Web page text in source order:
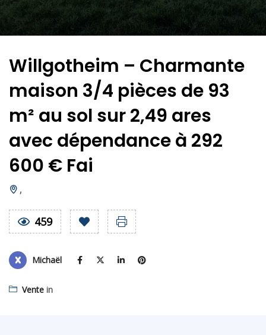
Willgotheim – Charmante
maison 3/4 pièces de 93
m² au sol sur 2,49 ares
avec dépendance à 292
600 € Fai
,
459
Michaël
Vente in